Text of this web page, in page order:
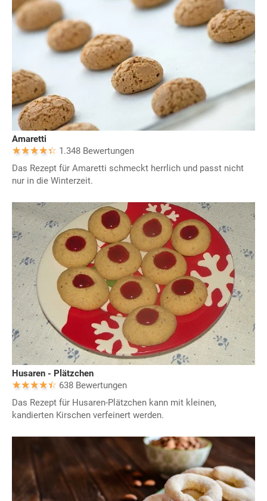
Amaretti
1.348 Bewertungen
Das Rezept für Amaretti schmeckt herrlich und passt nicht
nur in die Winterzeit.
Husaren - Plätzchen
638 Bewertungen
Das Rezept für Husaren-Plätzchen kann mit kleinen,
kandierten Kirschen verfeinert werden.